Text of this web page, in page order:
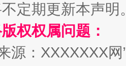
定期更新本声明
权权属问题：
源：XXXXXXX